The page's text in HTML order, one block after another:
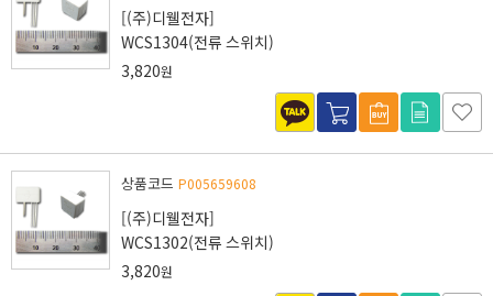
[(주)디웰전자]
WCS1304(전류 스위치)
3,820원
상품코드 P005659608
[(주)디웰전자]
WCS1302(전류 스위치)
3,820원